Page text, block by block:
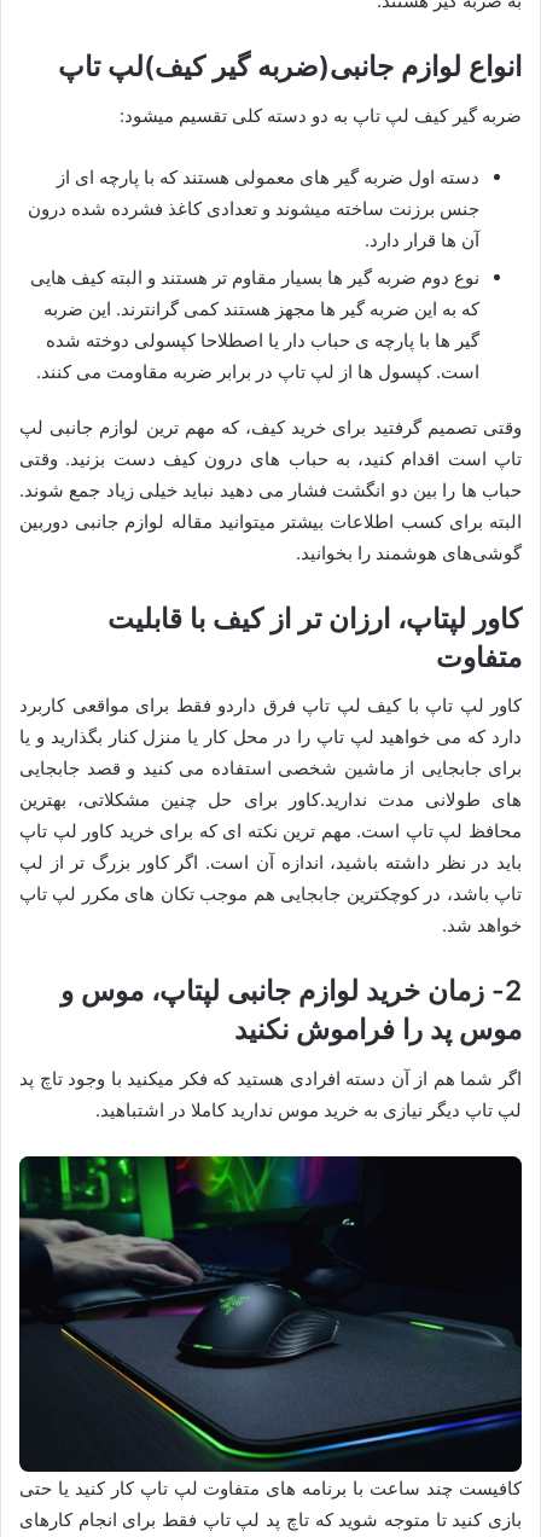
انواع لوازم جانبی(ضربه گیر کیف)لپ تاپ
ضربه گیر کیف لپ تاپ به دو دسته کلی تقسیم میشود:
دسته اول ضربه گیر های معمولی هستند که با پارچه ای از
جنس برزنت ساخته میشوند و تعدادی کاغذ فشرده شده درون
آن ها قرار دارد.
نوع دوم ضربه گیر ها بسیار مقاوم تر هستند و البته کیف هایی
که به این ضربه گیر ها مجهز هستند کمی گرانترند. این ضربه
گیر ها با پارچه ی حباب دار یا اصطلاحا کپسولی دوخته شده
است. کپسول ها از لپ تاپ در برابر ضربه مقاومت می کنند.
وقتی تصمیم گرفتید برای خرید کیف، که مهم ترین لوازم جانبی لپ
تاپ است اقدام کنید، به حباب های درون کیف دست بزنید. وقتی
حباب ها را بین دو انگشت فشار می دهید نباید خیلی زیاد جمع شوند.
البته برای کسب اطلاعات بیشتر میتوانید مقاله لوازم جانبی دوربین
گوشی‌های هوشمند را بخوانید.
کاور لپتاپ، ارزان تر از کیف با قابلیت
متفاوت
کاور لپ تاپ با کیف لپ تاپ فرق داردو فقط برای مواقعی کاربرد
دارد که می خواهید لپ تاپ را در محل کار یا منزل کنار بگذارید و یا
برای جابجایی از ماشین شخصی استفاده می کنید و قصد جابجایی
های طولانی مدت ندارید.کاور برای حل چنین مشکلاتی، بهترین
محافظ لپ تاپ است. مهم ترین نکته ای که برای خرید کاور لپ تاپ
باید در نظر داشته باشید، اندازه آن است. اگر کاور بزرگ تر از لپ
تاپ باشد، در کوچکترین جابجایی هم موجب تکان های مکرر لپ تاپ
خواهد شد.
2- زمان خرید لوازم جانبی لپتاپ، موس و
موس پد را فراموش نکنید
اگر شما هم از آن دسته افرادی هستید که فکر میکنید با وجود تاچ پد
لپ تاپ دیگر نیازی به خرید موس ندارید کاملا در اشتباهید.
کافیست چند ساعت با برنامه های متفاوت لپ تاپ کار کنید یا حتی
بازی کنید تا متوجه شوید که تاچ پد لپ تاپ فقط برای انجام کارهای